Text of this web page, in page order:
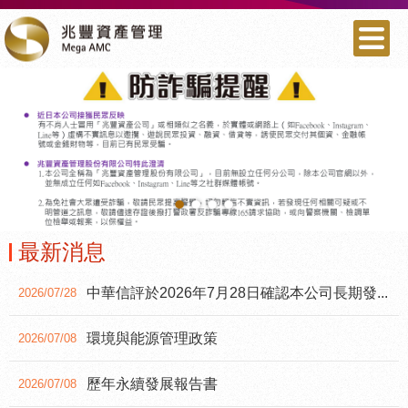
••••
最新消息
中華信評於2026年7月28日確認本公司長期發...
2026/07/28
環境與能源管理政策
2026/07/08
歷年永續發展報告書
2026/07/08